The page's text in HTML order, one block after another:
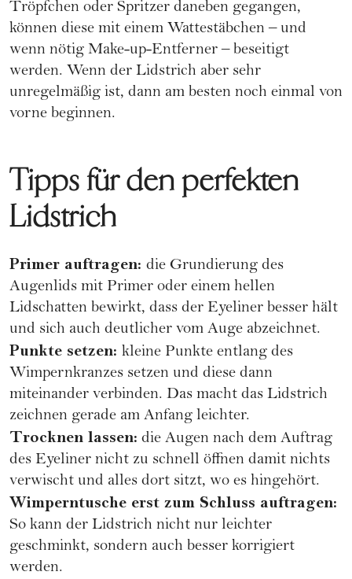
Tröpfchen oder Spritzer daneben gegangen,
können diese mit einem Wattestäbchen – und
wenn nötig Make-up-Entferner – beseitigt
werden. Wenn der Lidstrich aber sehr
unregelmäßig ist, dann am besten noch einmal von
vorne beginnen.
Tipps für den perfekten
Lidstrich
Primer auftragen: die Grundierung des
Augenlids mit Primer oder einem hellen
Lidschatten bewirkt, dass der Eyeliner besser hält
und sich auch deutlicher vom Auge abzeichnet.
Punkte setzen: kleine Punkte entlang des
Wimpernkranzes setzen und diese dann
miteinander verbinden. Das macht das Lidstrich
zeichnen gerade am Anfang leichter.
Trocknen lassen: die Augen nach dem Auftrag
des Eyeliner nicht zu schnell öffnen damit nichts
verwischt und alles dort sitzt, wo es hingehört.
Wimperntusche erst zum Schluss auftragen:
So kann der Lidstrich nicht nur leichter
geschminkt, sondern auch besser korrigiert
werden.